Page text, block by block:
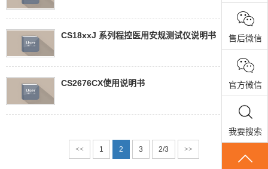
CS18xxJ 系列程控医用安规测试仪说明书
CS2676CX使用说明书
<< 1 2 3 2/3 >>
售后微信
官方微信
我要搜索